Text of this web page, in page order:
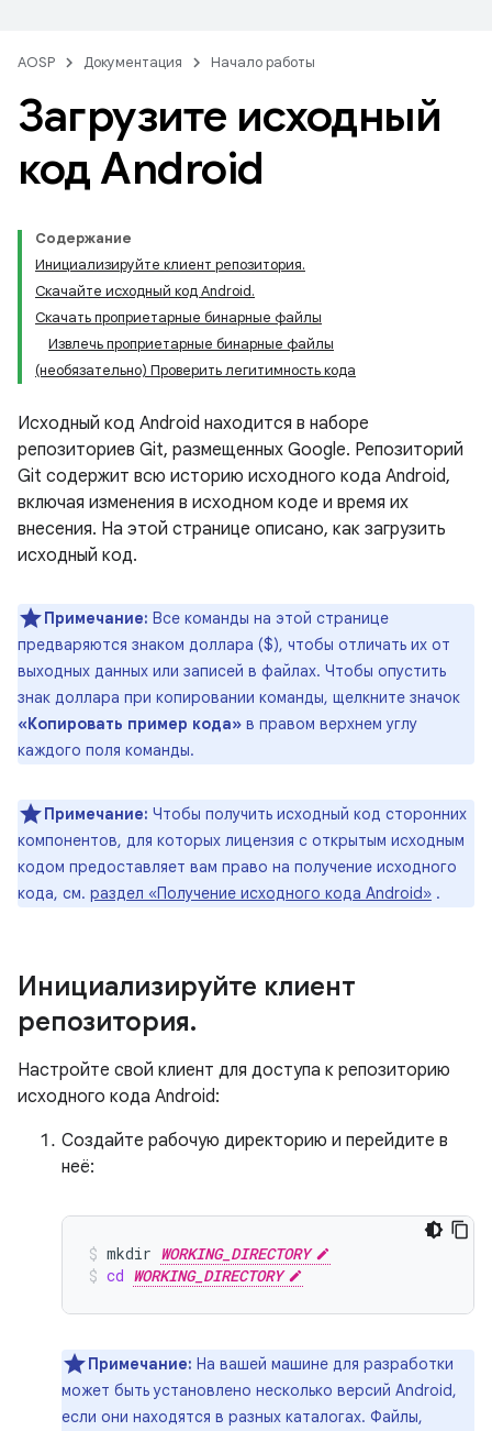
AOSP Документация Начало работы
Загрузите исходный
код Android
Содержание
Инициализируйте клиент репозитория.
Скачайте исходный код Android.
Скачать проприетарные бинарные файлы
Извлечь проприетарные бинарные файлы
(необязательно) Проверить легитимность кода
Исходный код Android находится в наборе
репозиториев Git, размещенных Google. Репозиторий
Git содержит всю историю исходного кода Android,
включая изменения в исходном коде и время их
внесения. На этой странице описано, как загрузить
исходный код.
Примечание: Все команды на этой странице
предваряются знаком доллара ($), чтобы отличать их от
выходных данных или записей в файлах. Чтобы опустить
знак доллара при копировании команды, щелкните значок
«Копировать пример кода» в правом верхнем углу
каждого поля команды.
Примечание: Чтобы получить исходный код сторонних
компонентов, для которых лицензия с открытым исходным
кодом предоставляет вам право на получение исходного
кода, см. раздел «Получение исходного кода Android» .
Инициализируйте клиент
репозитория.
Настройте свой клиент для доступа к репозиторию
исходного кода Android:
Создайте рабочую директорию и перейдите в
неё:
mkdir WORKING_DIRECTORY
cd WORKING_DIRECTORY
Примечание: На вашей машине для разработки
может быть установлено несколько версий Android,
если они находятся в разных каталогах. Файлы,